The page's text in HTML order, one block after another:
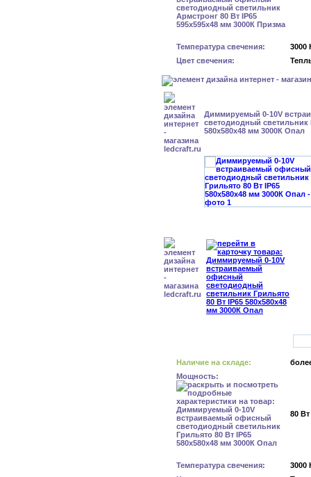
Температура свечения:
3000
Цвет свечения:
Диммируемый 0-10V
светодиодный светильник
580x580x48 мм 3000К Опал
Наличие на складе:
Мощность:
80 Вт
Температура свечения:
3000